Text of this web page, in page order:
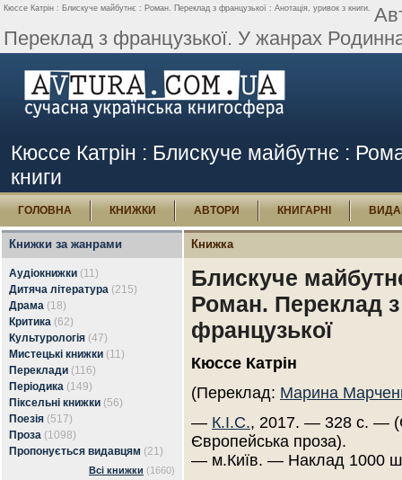
Кюссе Катрін : Блискуче майбутнє : Роман. Переклад з французької : Анотація, уривок з книги.
Переклад з французької. У жанрах
Кюссе Катрін : Блискуче майбутнє :
книги
ГОЛОВНА КНИЖКИ АВТОРИ КНИГАРНІ
Книжки за жанрами
Аудіокнижки (11)
Дитяча література (215)
Драма (18)
Критика (62)
Культурологія (47)
Мистецькі книжки (11)
Переклади (116)
Періодика (149)
Піксельні книжки (56)
Поезія (517)
Проза (1098)
Пропонується видавцям (21)
Всі книжки (1660)
Книжка
Блискуче
Роман. Переклад з
французької
Кюссе Катрін
(Переклад: Марина
— К.І.С., 2017. — 328 с. —
Європейська проза).
— м.Київ. — Наклад 1000